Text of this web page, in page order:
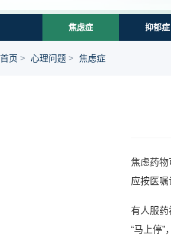
焦虑症 抑郁症
首页 心理问题 焦虑症
焦虑药物
应按医嘱
有人服药
“马上停”